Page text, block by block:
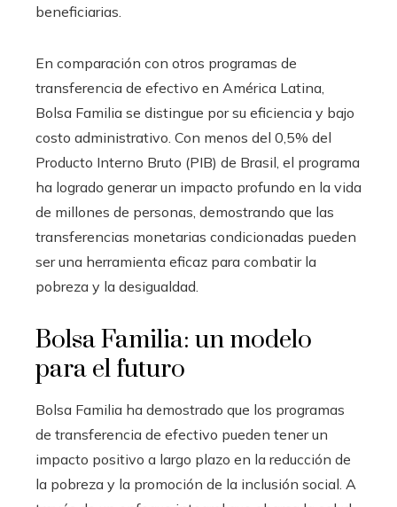
beneficiarias.
En comparación con otros programas de
transferencia de efectivo en América Latina,
Bolsa Familia se distingue por su eficiencia y bajo
costo administrativo. Con menos del 0,5% del
Producto Interno Bruto (PIB) de Brasil, el programa
ha logrado generar un impacto profundo en la vida
de millones de personas, demostrando que las
transferencias monetarias condicionadas pueden
ser una herramienta eficaz para combatir la
pobreza y la desigualdad.
Bolsa Familia: un modelo
para el futuro
Bolsa Familia ha demostrado que los programas
de transferencia de efectivo pueden tener un
impacto positivo a largo plazo en la reducción de
la pobreza y la promoción de la inclusión social. A